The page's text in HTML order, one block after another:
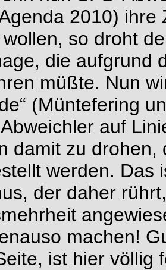
2010)
so droht
die aufgrund
müßte. Nun
(Müntefering
auf
damit zu
werden. Das
der daher
machen!
ist hier völlig